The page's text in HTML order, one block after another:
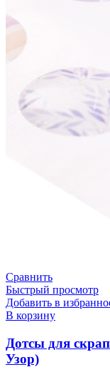
Сравнить
Быстрый просмотр
Добавить в
В корзину
Дотсы для
Узор)